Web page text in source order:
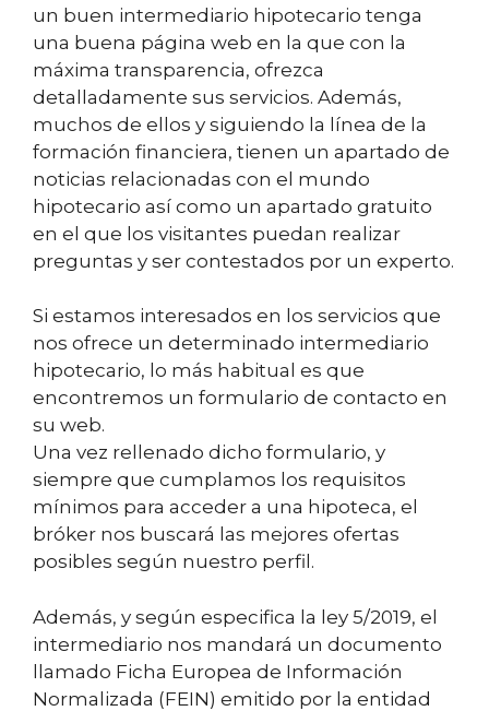
un buen intermediario hipotecario tenga
una buena página web en la que con la
máxima transparencia, ofrezca
detalladamente sus servicios. Además,
muchos de ellos y siguiendo la línea de la
formación financiera, tienen un apartado de
noticias relacionadas con el mundo
hipotecario así como un apartado gratuito
en el que los visitantes puedan realizar
preguntas y ser contestados por un experto.
Si estamos interesados en los servicios que
nos ofrece un determinado intermediario
hipotecario, lo más habitual es que
encontremos un formulario de contacto en
su web.
Una vez rellenado dicho formulario, y
siempre que cumplamos los requisitos
mínimos para acceder a una hipoteca, el
bróker nos buscará las mejores ofertas
posibles según nuestro perfil.
Además, y según especifica la ley 5/2019, el
intermediario nos mandará un documento
llamado Ficha Europea de Información
Normalizada (FEIN) emitido por la entidad